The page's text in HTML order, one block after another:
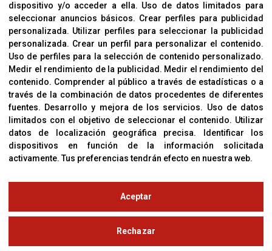
Cookies
Política De Privacidad
OFICINAS
C/ Coneixement 5, 08850
Gavà (Barcelona)
CONTACTO
T. (+34) 93 638 38 60
corver@corver.es
© Copyright 2019
dispositivo y/o acceder a ella. Uso de datos limitados para
seleccionar anuncios básicos. Crear perfiles para publicidad
personalizada. Utilizar perfiles para seleccionar la publicidad
personalizada. Crear un perfil para personalizar el contenido.
Uso de perfiles para la selección de contenido personalizado.
Medir el rendimiento de la publicidad . Medir el rendimiento del
contenido. Comprender al público a través de estadísticas o a
través de la combinación de datos procedentes de diferentes
fuentes. Desarrollo y mejora de los servicios. Uso de datos
limitados con el objetivo de seleccionar el contenido. Utilizar
datos de localización geográfica precisa.
Identificar los
dispositivos en función de la información solicitada
activamente.Tus preferencias tendrán efecto en nuestra web.
Rechazar
Aceptar